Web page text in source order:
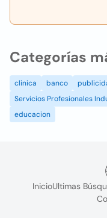
Categorías
clinica banco
Servicios Profesionales
educacion
InicioUltimas